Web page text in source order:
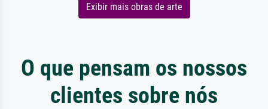
Exibir mais obras de arte
O que pensam os nossos
clientes sobre nós